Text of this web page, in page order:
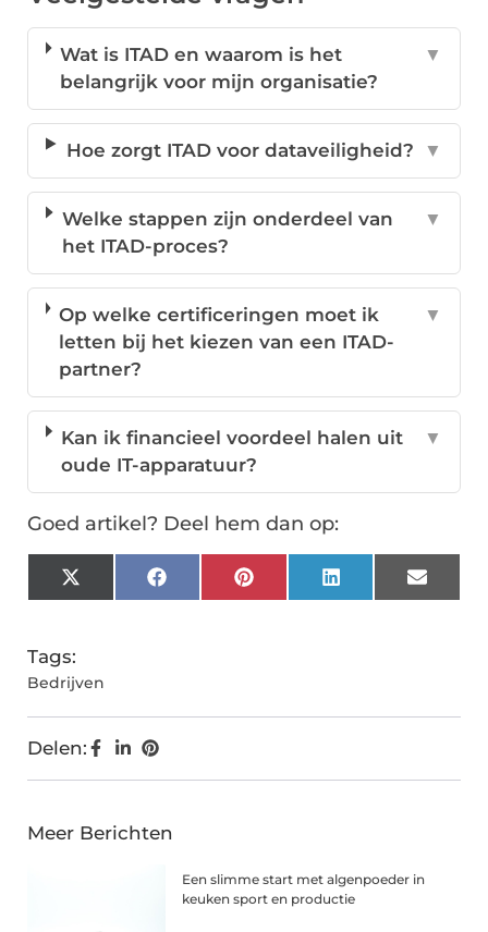
Wat is ITAD en waarom is het
belangrijk voor mijn organisatie?
▼
Hoe zorgt ITAD voor dataveiligheid? ▼
Welke stappen zijn onderdeel van
het ITAD-proces?
▼
Op welke certificeringen moet ik
letten bij het kiezen van een ITAD-
partner?
▼
Kan ik financieel voordeel halen uit
oude IT-apparatuur?
▼
Goed artikel? Deel hem dan op:
X
(Twitter)
FacebookPinterestLinkedInEmail
Tags:
Bedrijven
Delen:
Meer Berichten
Een slimme start met algenpoeder in
keuken sport en productie